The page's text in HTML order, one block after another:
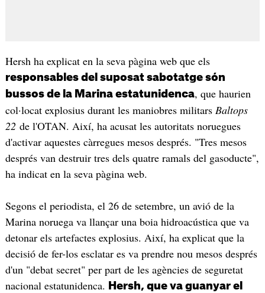
Hersh ha explicat en la seva pàgina web que els
responsables del suposat sabotatge són
bussos de la Marina estatunidenca, que haurien
col·locat explosius durant les maniobres militars Baltops
22 de l'OTAN. Així, ha acusat les autoritats noruegues
d'activar aquestes càrregues mesos després. "Tres mesos
després van destruir tres dels quatre ramals del gasoducte",
ha indicat en la seva pàgina web.
Segons el periodista, el 26 de setembre, un avió de la
Marina noruega va llançar una boia hidroacústica que va
detonar els artefactes explosius. Així, ha explicat que la
decisió de fer-los esclatar es va prendre nou mesos després
d'un "debat secret" per part de les agències de seguretat
nacional estatunidenca.
Hersh, que va guanyar el